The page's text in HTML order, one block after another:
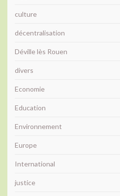
culture
décentralisation
Déville lès Rouen
divers
Economie
Education
Environnement
Europe
International
justice